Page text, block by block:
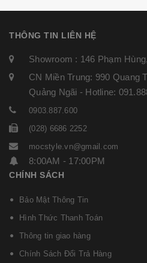
THÔNG TIN LIÊN HỆ
Showroom : 146 Phạm
CN Miền Trung: 990 Quang
Quảng Ngãi - Hotline:
0903.887.600
(028) 6686 2252
mocstyle.vn@gmail.com
8:00AM - 17:00PM
CHÍNH SÁCH
Bảo Mật Thông Tin
Hình Thức Thanh Toán
Thông tin giao hàng
Chính Sách Đổi Trả Hàng